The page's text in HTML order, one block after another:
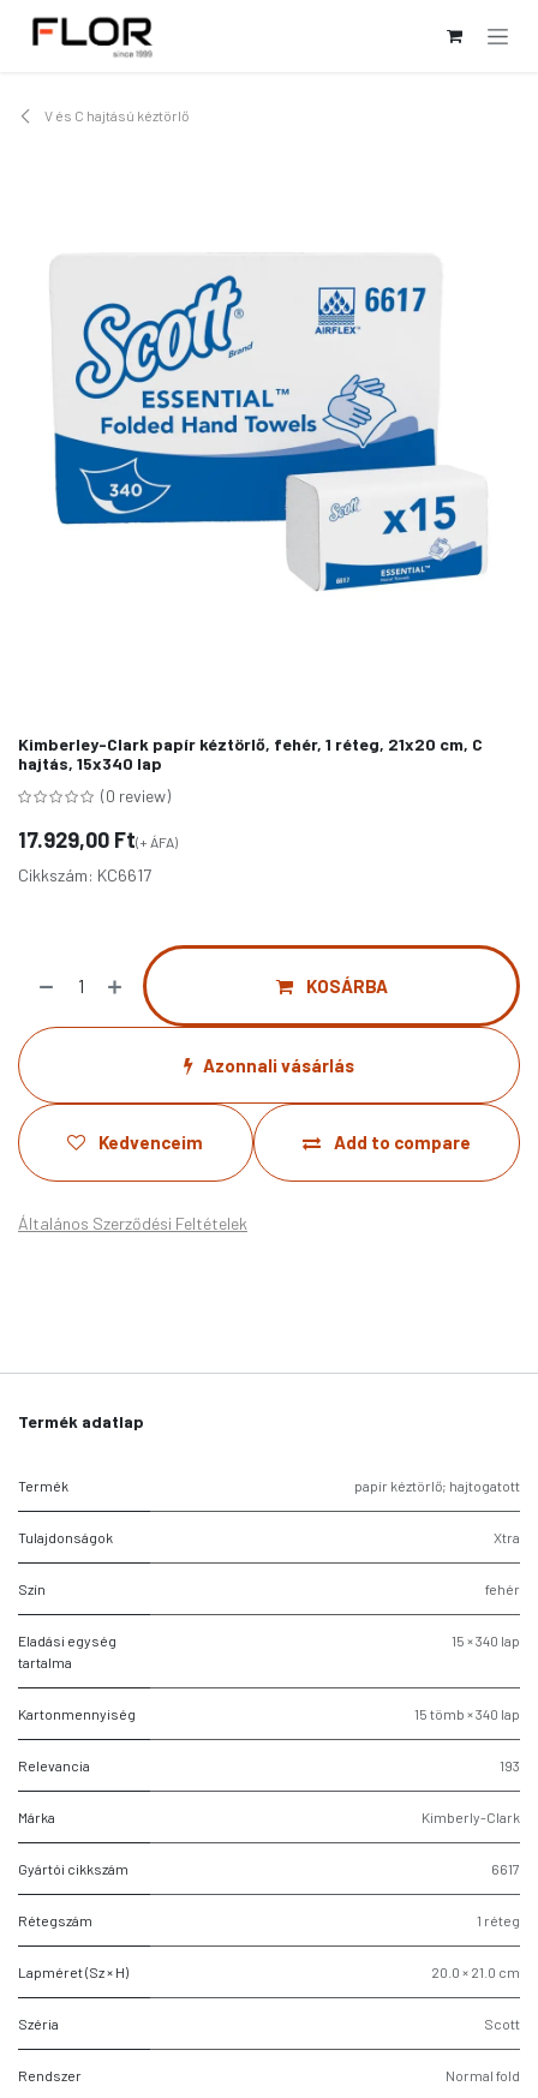
V és C hajtású kéztörlő
Kimberley-Clark papír kéztörlő, fehér, 1 réteg, 21x20 cm, C
hajtás, 15x340 lap
(0 review)
17.929,00 Ft(+ ÁFA)
Cikkszám: KC6617
KOSÁRBA
Azonnali vásárlás
Add to compare
Kedvenceim
Általános Szerződési Feltételek
Termék adatlap
Termék papír kéztörlő; hajtogatott
Tulajdonságok Xtra
Szín fehér
Eladási egység
tartalma
15 × 340 lap
Kartonmennyiség 15 tömb × 340 lap
Relevancia 193
Márka Kimberly-Clark
Gyártói cikkszám 6617
Rétegszám 1 réteg
Lapméret (Sz × H) 20.0 × 21.0 cm
Széria Scott
Rendszer Normal fold